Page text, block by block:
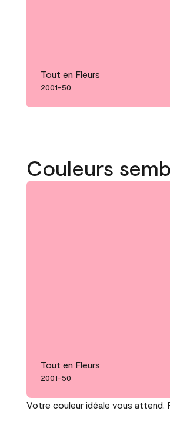
Tout en Fleurs
2001-50
Couleurs
Tout en Fleurs
2001-50
Votre couleur idéale vous attend.